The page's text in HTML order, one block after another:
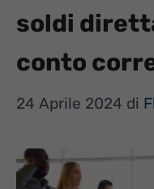
soldi
conto
24 Aprile 2024 di